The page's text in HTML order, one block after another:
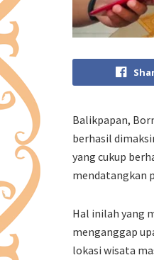
Balikpapan,
berhasil
yang cukup
mendatangkan
Hal inilah yang
menganggap
lokasi wisata